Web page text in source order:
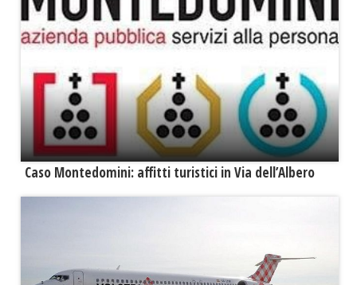
Caso Montedomini: affitti turistici in Via dell’Albero